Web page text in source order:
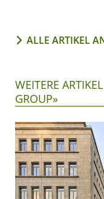
ALLE ARTIKEL
WEITERE
GROUP»